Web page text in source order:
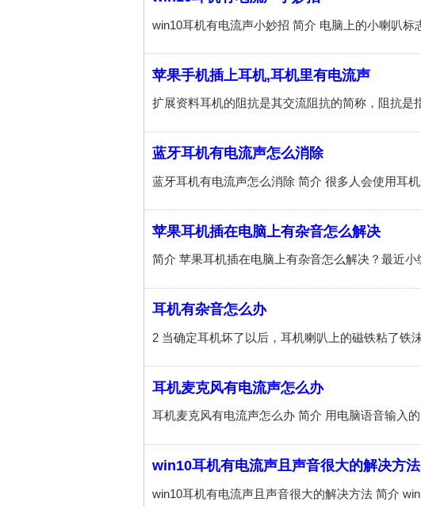
苹果手机插上耳机,耳机里有电流声
蓝牙耳机有电流声怎么消除
苹果耳机插在电脑上有杂音怎么解决
耳机有杂音怎么办
耳机麦克风有电流声怎么办
win10耳机有电流声且声音很大的解决方法